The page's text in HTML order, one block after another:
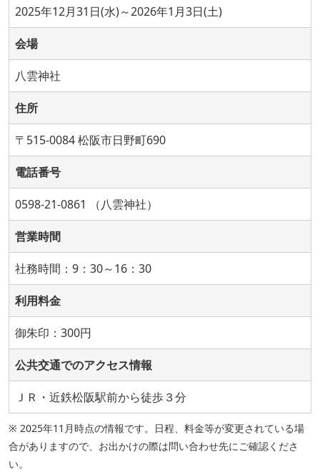
2025年12月31日(水)～2026年1月3日(土)
会場
八雲神社
住所
〒515-0084 松阪市日野町690
電話番号
0598-21-0861 （八雲神社）
営業時間
社務時間：9：30～16：30
利用料金
御朱印：300円
公共交通でのアクセス情報
ＪＲ・近鉄松阪駅前から徒歩３分
※ 2025年11月時点の情報です。日程、料金等が変更されている場
合がありますので、お出かけの際は問い合わせ先にご確認くださ
い。